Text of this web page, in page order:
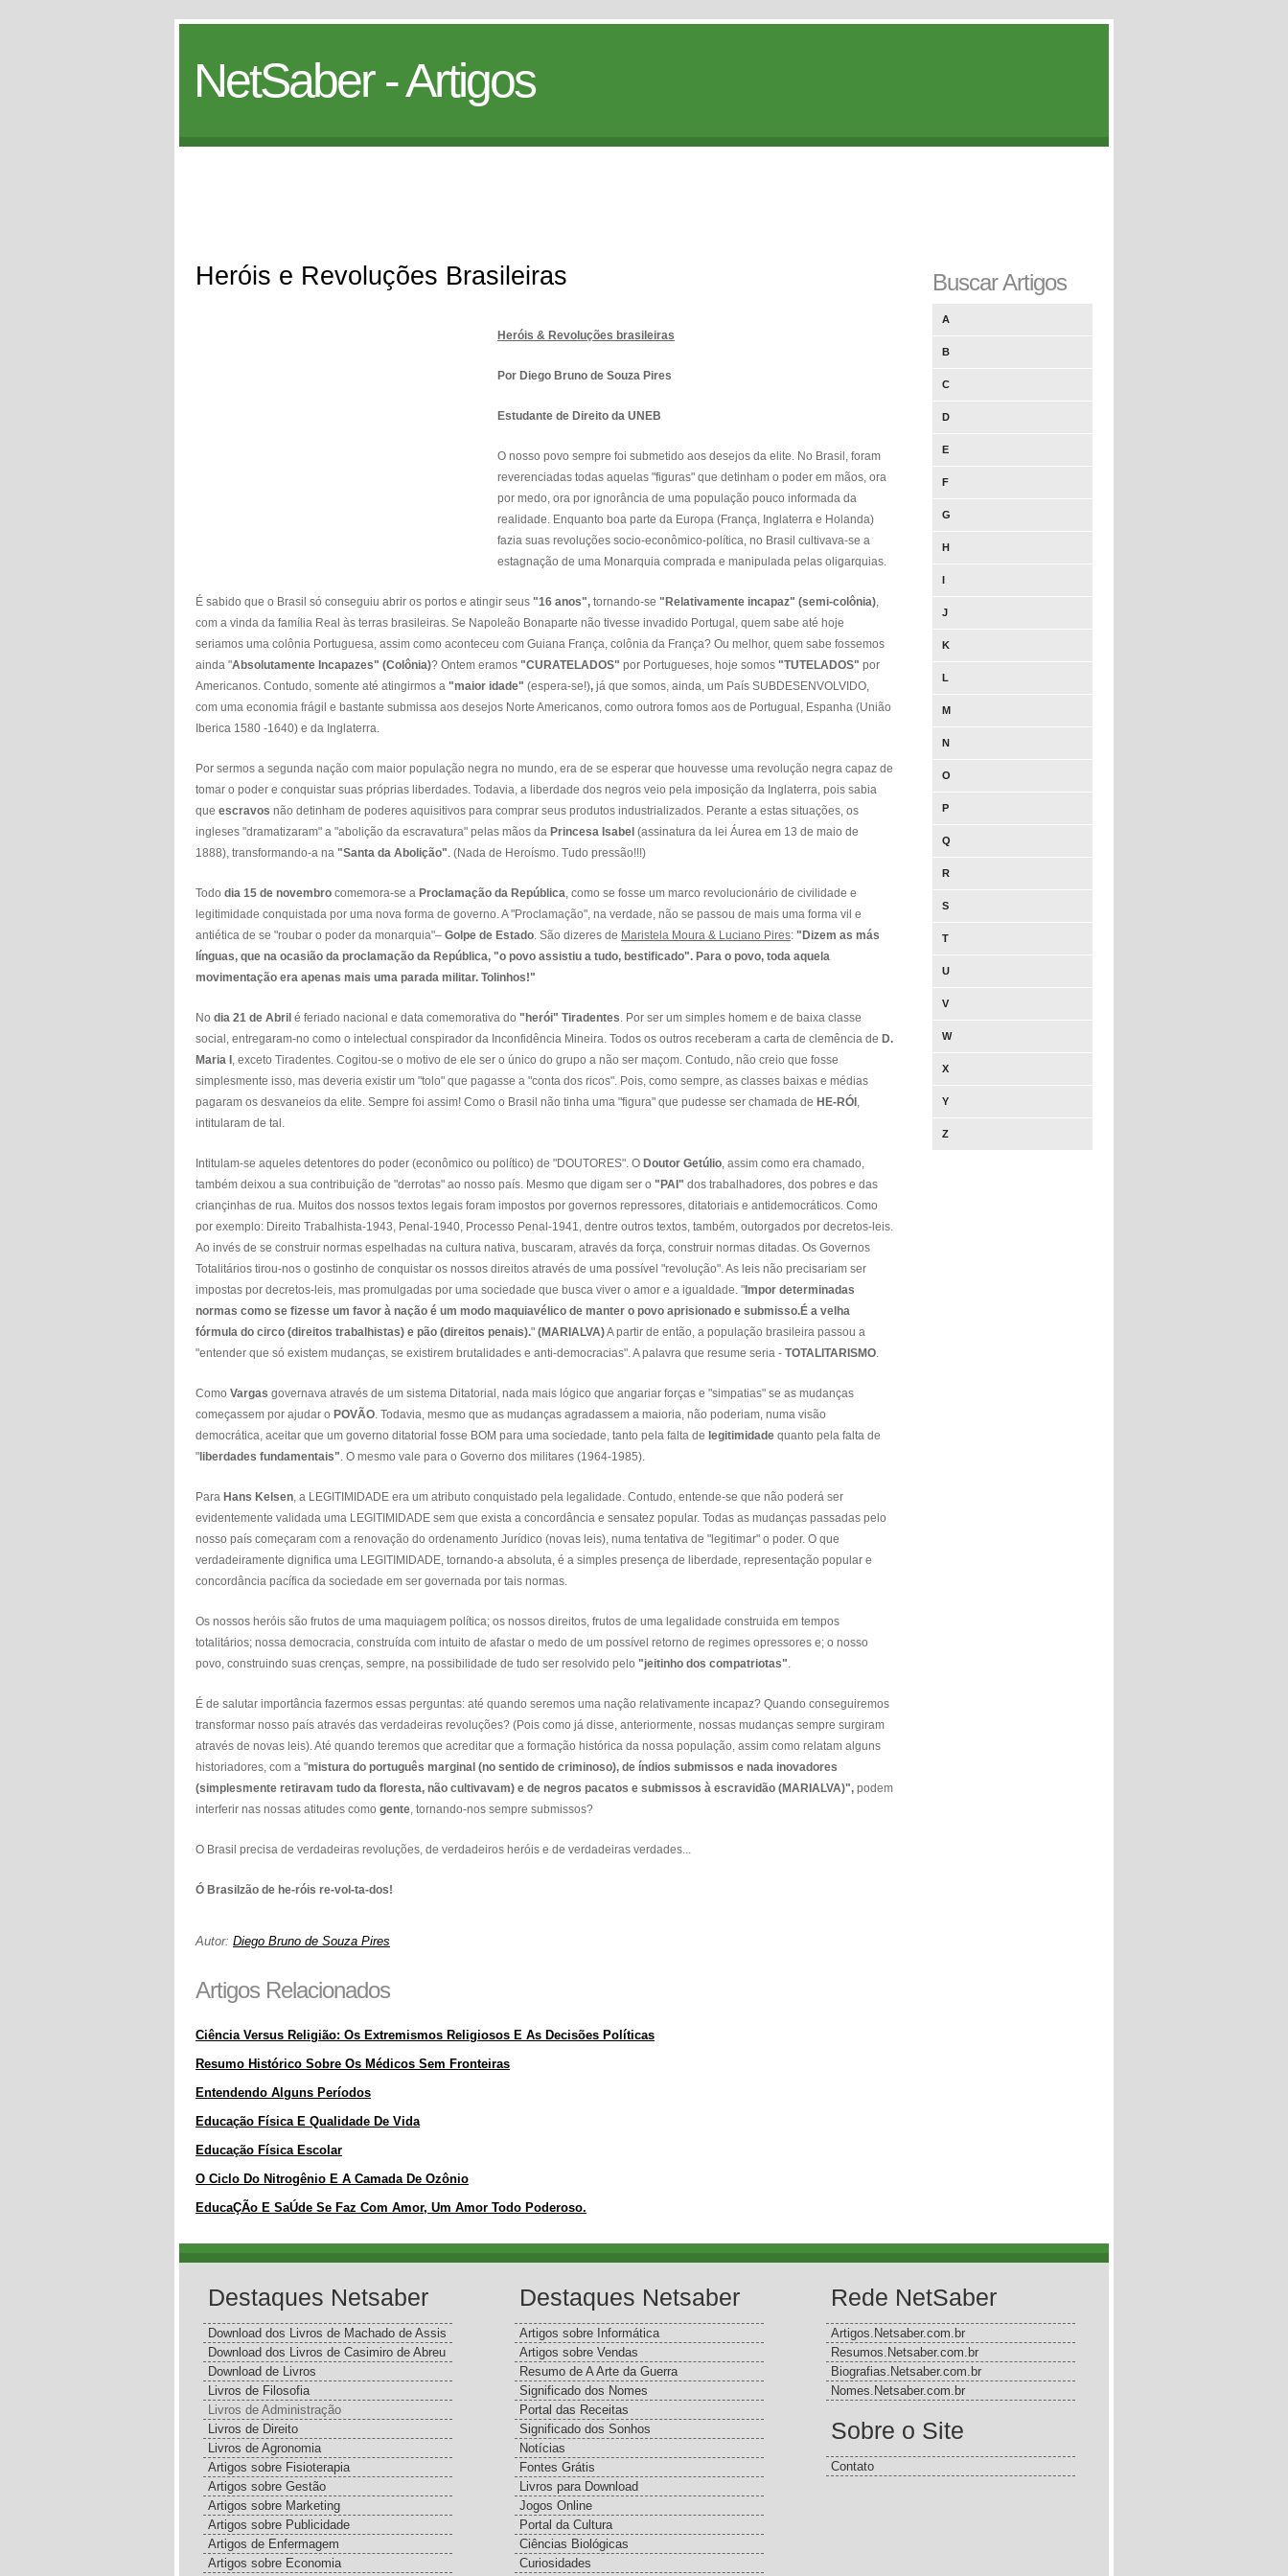
NetSaber - Artigos
Heróis e Revoluções Brasileiras
Heróis & Revoluções brasileiras
Por Diego Bruno de Souza Pires
Estudante de Direito da UNEB
O nosso povo sempre foi submetido aos desejos da elite. No Brasil, foram
reverenciadas todas aquelas "figuras" que detinham o poder em mãos, ora
por medo, ora por ignorância de uma população pouco informada da
realidade. Enquanto boa parte da Europa (França, Inglaterra e Holanda)
fazia suas revoluções socio-econômico-política, no Brasil cultivava-se a
estagnação de uma Monarquia comprada e manipulada pelas oligarquias.
É sabido que o Brasil só conseguiu abrir os portos e atingir seus "16 anos", tornando-se "Relativamente incapaz" (semi-colônia),
com a vinda da família Real às terras brasileiras. Se Napoleão Bonaparte não tivesse invadido Portugal, quem sabe até hoje
seriamos uma colônia Portuguesa, assim como aconteceu com Guiana França, colônia da França? Ou melhor, quem sabe fossemos
ainda "Absolutamente Incapazes" (Colônia)? Ontem eramos "CURATELADOS" por Portugueses, hoje somos "TUTELADOS" por
Americanos. Contudo, somente até atingirmos a "maior idade" (espera-se!), já que somos, ainda, um País SUBDESENVOLVIDO,
com uma economia frágil e bastante submissa aos desejos Norte Americanos, como outrora fomos aos de Portugual, Espanha (União
Iberica 1580 -1640) e da Inglaterra.
Por sermos a segunda nação com maior população negra no mundo, era de se esperar que houvesse uma revolução negra capaz de
tomar o poder e conquistar suas próprias liberdades. Todavia, a liberdade dos negros veio pela imposição da Inglaterra, pois sabia
que escravos não detinham de poderes aquisitivos para comprar seus produtos industrializados. Perante a estas situações, os
ingleses "dramatizaram" a "abolição da escravatura" pelas mãos da Princesa Isabel (assinatura da lei Áurea em 13 de maio de
1888), transformando-a na "Santa da Abolição". (Nada de Heroísmo. Tudo pressão!!!)
Todo dia 15 de novembro comemora-se a Proclamação da República, como se fosse um marco revolucionário de civilidade e
legitimidade conquistada por uma nova forma de governo. A "Proclamação", na verdade, não se passou de mais uma forma vil e
antiética de se "roubar o poder da monarquia"– Golpe de Estado. São dizeres de Maristela Moura & Luciano Pires: "Dizem as más
línguas, que na ocasião da proclamação da República, "o povo assistiu a tudo, bestificado". Para o povo, toda aquela
movimentação era apenas mais uma parada militar. Tolinhos!"
No dia 21 de Abril é feriado nacional e data comemorativa do "herói" Tiradentes. Por ser um simples homem e de baixa classe
social, entregaram-no como o intelectual conspirador da Inconfidência Mineira. Todos os outros receberam a carta de clemência de D.
Maria I , exceto Tiradentes. Cogitou-se o motivo de ele ser o único do grupo a não ser maçom. Contudo, não creio que fosse
simplesmente isso, mas deveria existir um "tolo" que pagasse a "conta dos ricos". Pois, como sempre, as classes baixas e médias
pagaram os desvaneios da elite. Sempre foi assim! Como o Brasil não tinha uma "figura" que pudesse ser chamada de HE-RÓI ,
intitularam de tal.
Intitulam-se aqueles detentores do poder (econômico ou político) de "DOUTORES". O Doutor Getúlio, assim como era chamado,
também deixou a sua contribuição de "derrotas" ao nosso país. Mesmo que digam ser o "PAI" dos trabalhadores, dos pobres e das
criançinhas de rua. Muitos dos nossos textos legais foram impostos por governos repressores, ditatoriais e antidemocráticos. Como
por exemplo: Direito Trabalhista-1943, Penal-1940, Processo Penal-1941, dentre outros textos, também, outorgados por decretos-leis.
Ao invés de se construir normas espelhadas na cultura nativa, buscaram, através da força, construir normas ditadas. Os Governos
Totalitários tirou-nos o gostinho de conquistar os nossos direitos através de uma possível "revolução". As leis não precisariam ser
impostas por decretos-leis, mas promulgadas por uma sociedade que busca viver o amor e a igualdade. " Impor determinadas
normas como se fizesse um favor à nação é um modo maquiavélico de manter o povo aprisionado e submisso.É a velha
fórmula do circo (direitos trabalhistas) e pão (direitos penais)." (MARIALVA)A partir de então, a população brasileira passou a
"entender que só existem mudanças, se existirem brutalidades e anti-democracias". A palavra que resume seria - TOTALITARISMO.
Como Vargas governava através de um sistema Ditatorial, nada mais lógico que angariar forças e "simpatias" se as mudanças
começassem por ajudar o POVÃO. Todavia, mesmo que as mudanças agradassem a maioria, não poderiam, numa visão
democrática, aceitar que um governo ditatorial fosse BOM para uma sociedade, tanto pela falta de legitimidade quanto pela falta de
" liberdades fundamentais". O mesmo vale para o Governo dos militares (1964-1985).
Para Hans Kelsen, a LEGITIMIDADE era um atributo conquistado pela legalidade. Contudo, entende-se que não poderá ser
evidentemente validada uma LEGITIMIDADE sem que exista a concordância e sensatez popular. Todas as mudanças passadas pelo
nosso país começaram com a renovação do ordenamento Jurídico (novas leis), numa tentativa de "legitimar" o poder. O que
verdadeiramente dignifica uma LEGITIMIDADE, tornando-a absoluta, é a simples presença de liberdade, representação popular e
concordância pacífica da sociedade em ser governada por tais normas.
Os nossos heróis são frutos de uma maquiagem política; os nossos direitos, frutos de uma legalidade construida em tempos
totalitários; nossa democracia, construída com intuito de afastar o medo de um possível retorno de regimes opressores e; o nosso
povo, construindo suas crenças, sempre, na possibilidade de tudo ser resolvido pelo "jeitinho dos compatriotas".
É de salutar importância fazermos essas perguntas: até quando seremos uma nação relativamente incapaz? Quando conseguiremos
transformar nosso país através das verdadeiras revoluções? (Pois como já disse, anteriormente, nossas mudanças sempre surgiram
através de novas leis). Até quando teremos que acreditar que a formação histórica da nossa população, assim como relatam alguns
historiadores, com a "mistura do português marginal (no sentido de criminoso), de índios submissos e nada inovadores
(simplesmente retiravam tudo da floresta, não cultivavam) e de negros pacatos e submissos à escravidão (MARIALVA)", podem
interferir nas nossas atitudes como gente, tornando-nos sempre submissos?
O Brasil precisa de verdadeiras revoluções, de verdadeiros heróis e de verdadeiras verdades...
Ó Brasilzão de he-róis re-vol-ta-dos!
Autor: Diego Bruno de Souza Pires
Artigos Relacionados
Ciência Versus Religião: Os Extremismos Religiosos E As Decisões Políticas
Resumo Histórico Sobre Os Médicos Sem Fronteiras
Entendendo Alguns Períodos
Educação Física E Qualidade De Vida
Educação Física Escolar
O Ciclo Do Nitrogênio E A Camada De Ozônio
EducaÇÃo E SaÚde Se Faz Com Amor, Um Amor Todo Poderoso.
Buscar Artigos
A
B
C
D
E
F
G
H
I
J
K
L
M
N
O
P
Q
R
S
T
U
V
W
X
Y
Z
Destaques Netsaber
Download dos Livros de Machado de Assis
Download dos Livros de Casimiro de Abreu
Download de Livros
Livros de Filosofia
Livros de Administração
Livros de Direito
Livros de Agronomia
Artigos sobre Fisioterapia
Artigos sobre Gestão
Artigos sobre Marketing
Artigos sobre Publicidade
Artigos de Enfermagem
Artigos sobre Economia
Destaques Netsaber
Artigos sobre Informática
Artigos sobre Vendas
Resumo de A Arte da Guerra
Significado dos Nomes
Portal das Receitas
Significado dos Sonhos
Notícias
Fontes Grátis
Livros para Download
Jogos Online
Portal da Cultura
Ciências Biológicas
Curiosidades
Rede NetSaber
Artigos.Netsaber.com.br
Resumos.Netsaber.com.br
Biografias.Netsaber.com.br
Nomes.Netsaber.com.br
Sobre o Site
Contato